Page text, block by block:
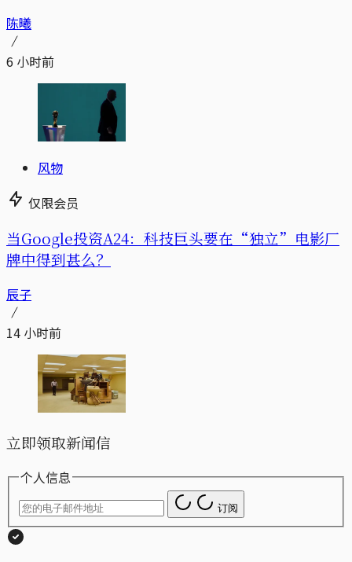
陈曦
6 小时前
风物
仅限会员
当Google投资A24：科技巨头要在“独立”电影厂
牌中得到甚么？
辰子
14 小时前
立即领取新闻信
个人信息
订阅